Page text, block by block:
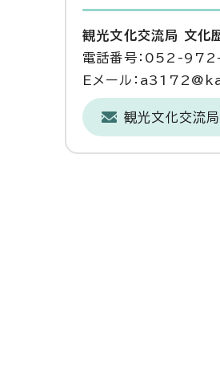
観光文化交流局 文化
電話番号：052-
Eメール：
観光文化交流